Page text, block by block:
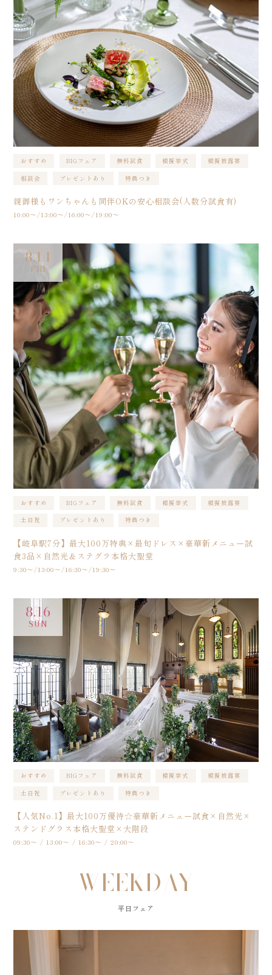
おすすめ BIGフェア 無料試食 模擬挙式 模擬披露宴
相談会 プレゼントあり 特典つき
親御様もワンちゃんも同伴OKの安心相談会(人数分試食有)
10:00〜/13:00〜/16:00〜/19:00〜
8.14
FRI
おすすめ BIGフェア 無料試食 模擬挙式 模擬披露宴
土日祝 プレゼントあり 特典つき
【岐阜駅7分】最大100万特典×最旬ドレス×豪華新メニュー試
食3品×自然光＆ステグラ本格大聖堂
9:30〜/13:00〜/16:30〜/19:30〜
8.16
SUN
おすすめ BIGフェア 無料試食 模擬挙式 模擬披露宴
土日祝 プレゼントあり 特典つき
【人気No.1】最大100万優待☆豪華新メニュー試食×自然光×
ステンドグラス本格大聖堂×大階段
09:30～ / 13:00～ / 16:30～ / 20:00～
WEEKDAY
平日フェア